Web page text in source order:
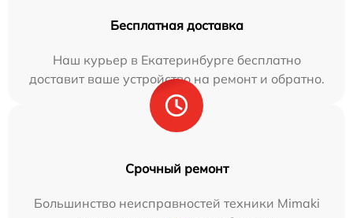
Бесплатная доставка
Наш курьер в Екатеринбурге бесплатно
доставит ваше устройство на ремонт и обратно.
Срочный ремонт
Большинство неисправностей техники Mimaki